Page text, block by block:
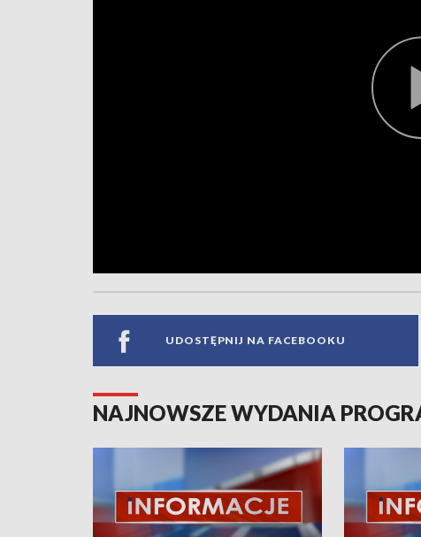
UDOSTĘPNIJ NA FACEBOOKU
NAJNOWSZE WYDANIA